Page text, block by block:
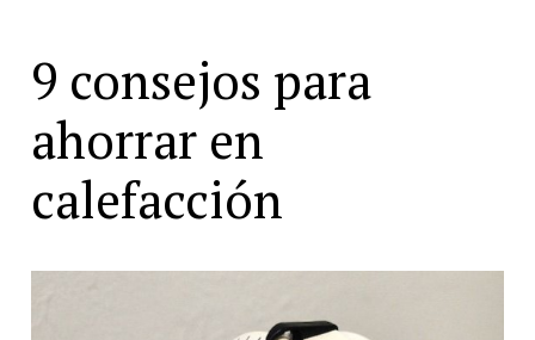
Borrar filtros
9 consejos para
ahorrar en
calefacción